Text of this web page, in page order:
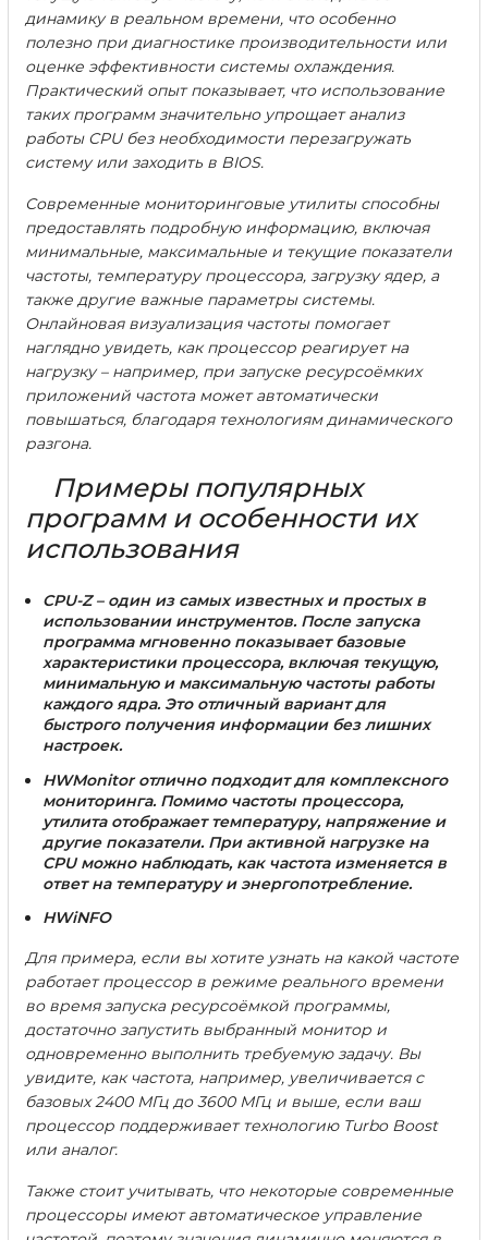
динамику в реальном времени, что особенно
полезно при диагностике производительности или
оценке эффективности системы охлаждения.
Практический опыт показывает, что использование
таких программ значительно упрощает анализ
работы CPU без необходимости перезагружать
систему или заходить в BIOS.
Современные мониторинговые утилиты способны
предоставлять подробную информацию, включая
минимальные, максимальные и текущие показатели
частоты, температуру процессора, загрузку ядер, а
также другие важные параметры системы.
Онлайновая визуализация частоты помогает
наглядно увидеть, как процессор реагирует на
нагрузку – например, при запуске ресурсоёмких
приложений частота может автоматически
повышаться, благодаря технологиям динамического
разгона.
Примеры популярных
программ и особенности их
использования
CPU-Z– один из самых известных и простых в
использовании инструментов. После запуска
программа мгновенно показывает базовые
характеристики процессора, включая текущую,
минимальную и максимальную частоты работы
каждого ядра. Это отличный вариант для
быстрого получения информации без лишних
настроек.
HWMonitorотлично подходит для комплексного
мониторинга. Помимо частоты процессора,
утилита отображает температуру, напряжение и
другие показатели. При активной нагрузке на
CPU можно наблюдать, как частота изменяется в
ответ на температуру и энергопотребление.
HWiNFO
Для примера, если вы хотите узнать на какой частоте
работает процессор в режиме реального времени
во время запуска ресурсоёмкой программы,
достаточно запустить выбранный монитор и
одновременно выполнить требуемую задачу. Вы
увидите, как частота, например, увеличивается с
базовых 2400 МГц до 3600 МГц и выше, если ваш
процессор поддерживает технологию Turbo Boost
или аналог.
Также стоит учитывать, что некоторые современные
процессоры имеют автоматическое управление